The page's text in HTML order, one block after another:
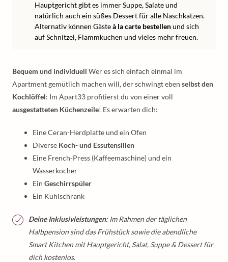
Hauptgericht gibt es immer Suppe, Salate und
natürlich auch ein süßes Dessert für alle Naschkatzen.
Alternativ können Gästeà la carte bestellenund sich
auf Schnitzel, Flammkuchen und vieles mehr freuen.
Bequem und individuell Wer es sich einfach einmal im
Apartment gemütlich machen will, der schwingt eben selbst den
Kochlöffel: Im Apart33 profitierst du von einer voll
ausgestatteten Küchenzeile! Es erwarten dich:
Eine Ceran-Herdplatte und ein Ofen
Diverse Koch- und Essutensilien
Eine French-Press (Kaffeemaschine) und ein
Wasserkocher
Ein Geschirrspüler
Ein Kühlschrank
Deine Inklusivleistungen:Im Rahmen der täglichen
Halbpension sind das Frühstück sowie die abendliche
Smart Kitchen mit Hauptgericht, Salat, Suppe & Dessert für
dich kostenlos.